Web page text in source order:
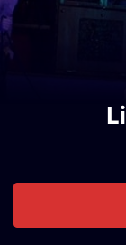
Register